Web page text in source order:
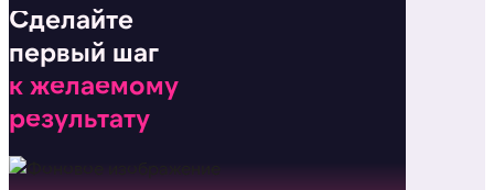
Сделайте
первый шаг
к желаемому
результату